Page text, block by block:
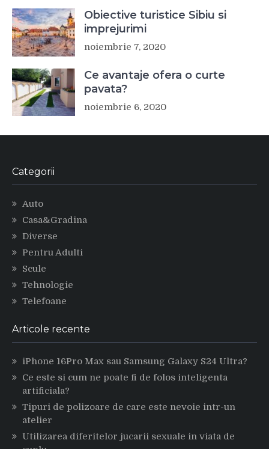
Obiective turistice Sibiu si
imprejurimi
noiembrie 7, 2020
Ce avantaje ofera o curte
pavata?
noiembrie 6, 2020
Categorii
Auto
Casa&Gradina
Diverse
Pentru Adulti
Scule
Tehnologie
Telefoane
Articole recente
iPhone 16Pro Max sau Samsung Galaxy S24 Ultra?
Ce este si cum ne poate fi de folos inteligenta
artificiala?
Tipuri de polizoare de care este nevoie intr-un
atelier
Utilizarea diferitelor jucarii sexuale in viata de